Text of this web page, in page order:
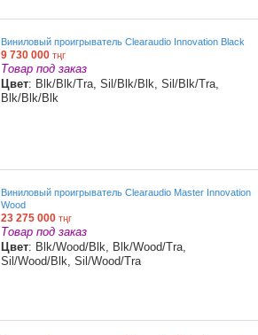
Виниловый проигрыватель Clearaudio Innovation Black
9 730 000 тңг
Товар под заказ
Цвет: Blk/Blk/Tra, Sil/Blk/Blk, Sil/Blk/Tra,
Blk/Blk/Blk
Виниловый проигрыватель Clearaudio Master Innovation
Wood
23 275 000 тңг
Товар под заказ
Цвет: Blk/Wood/Blk, Blk/Wood/Tra,
Sil/Wood/Blk, Sil/Wood/Tra